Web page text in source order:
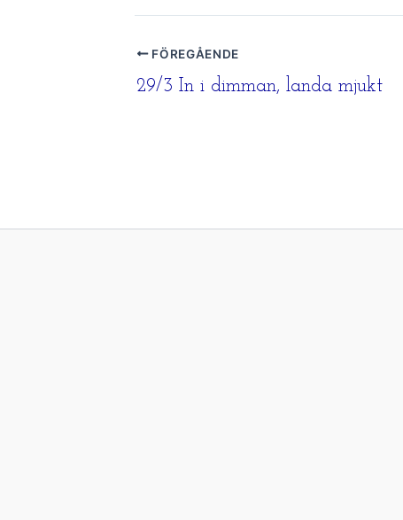
FÖREGÅENDE
29/3 In i dimman, landa mjukt